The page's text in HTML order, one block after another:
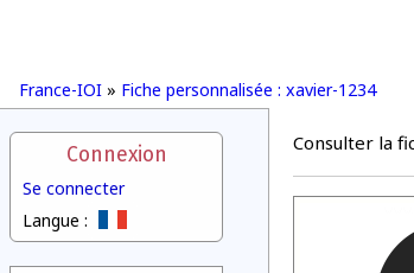
France-IOI » Fiche personnalisée : xavier-1234
Connexion
Se connecter
Langue :
Consulter la